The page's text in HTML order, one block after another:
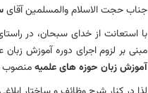
جناب حجت الاسلام والمسلمین آقای
مبنی بر لزوم اجرای دوره آموزش
آموزش زبان حوزه های علمیهمنصوب